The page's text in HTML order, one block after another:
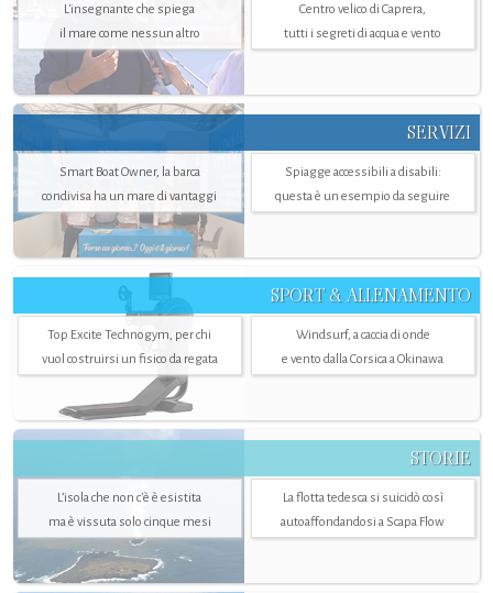
L'insegnante che spiega
il mare come nessun altro
Centro velico di Caprera,
tutti i segreti di acqua e vento
SERVIZI
Smart Boat Owner, la barca
condivisa ha un mare di vantaggi
Spiagge accessibili a disabili:
questa è un esempio da seguire
SPORT & ALLENAMENTO
Top Excite Technogym, per chi
vuol costruirsi un fisico da regata
Windsurf, a caccia di onde
e vento dalla Corsica a Okinawa
STORIE
L’isola che non c'è è esistita
ma è vissuta solo cinque mesi
La flotta tedesca si suicidò così
autoaffondandosi a Scapa Flow